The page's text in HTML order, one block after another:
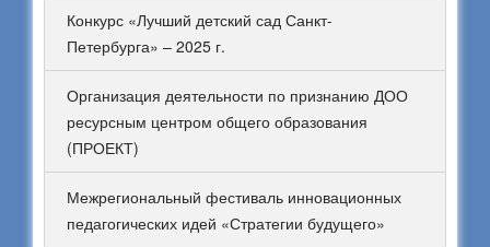
Конкурс «Лучший детский сад Санкт-
Петербурга» – 2025 г.
Организация деятельности по признанию ДОО
ресурсным центром общего образования
(ПРОЕКТ)
Межрегиональный фестиваль инновационных
педагогических идей «Стратегии будущего»